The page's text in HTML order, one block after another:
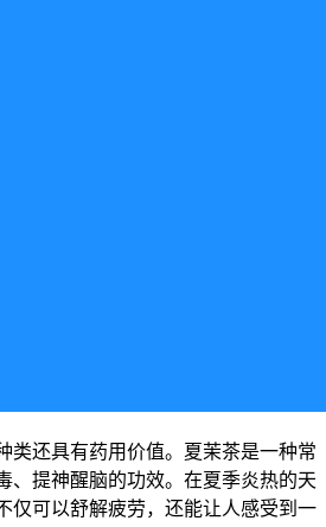
类还具有药用价值。夏茉茶是一种常
、提神醒脑的功效。在夏季炎热的天
仅可以舒解疲劳，还能让人感受到一